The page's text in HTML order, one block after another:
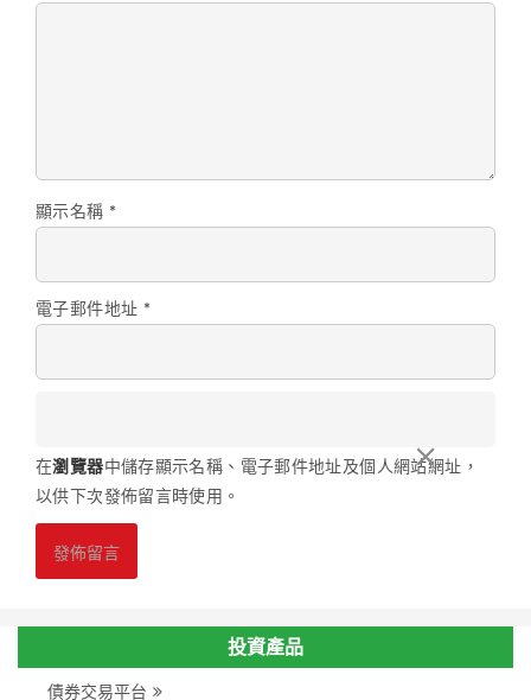
顯示名稱 *
電子郵件地址 *
在瀏覽器中儲存顯示名稱、電子郵件地址及個人網站網址，
以供下次發佈留言時使用。
投資產品
債券交易平台